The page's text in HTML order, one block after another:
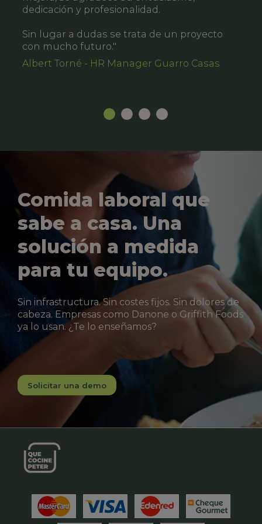
dedicación y profesionalidad.
Sin lugar a dudas se trata de un proyecto
con mucho futuro."
Albert Torné - HR Manager Guarro Casas
Comida laboral que
sabe a casa. Una
solución a medida
para tu equipo.
Sin infrastructura. Sin costes fijos. Sin dolores de
cabeza. Empresas como Danone o Griffith Foods
ya lo usan. ¿Te lo enseñamos?
Solicitar una demo